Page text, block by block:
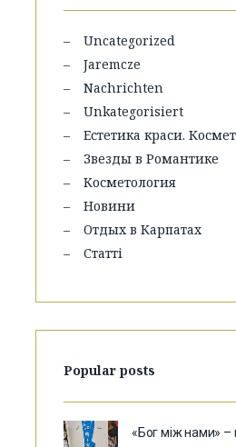
Uncategorized
Jaremcze
Nachrichten
Unkategorisiert
Естетика краси.
Звезды в Романтике
Косметология
Новини
Отдых в Карпатах
Статті
Popular posts
«Бог між нами» –